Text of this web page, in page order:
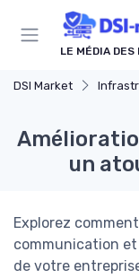
LE MÉDIA DES
DSI Market
un
Explorez
communication
de votre
Panneau de gestion